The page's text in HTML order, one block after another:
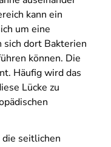
kann ein
um eine
dort Bakterien
können. Die
Häufig wird das
Lücke zu
seitlichen